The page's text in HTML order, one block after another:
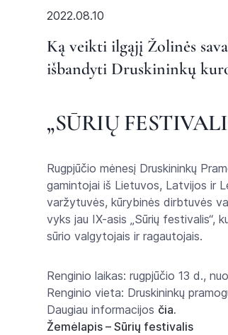
2022.08.10
Ką veikti ilgąjį Žolinės
išbandyti Druskininkų
„SŪRIŲ
Rugpjūčio mėnesį Druskininkų
gamintojai iš Lietuvos, Latvijos ir
varžytuvės, kūrybinės dirbtuvės
vyks jau IX-asis „Sūrių festivalis“,
sūrio valgytojais ir ragautojais.
Renginio laikas: rugpjūčio 13 d.,
Renginio vieta: Druskininkų
Daugiau informacijos čia.
Žemėlapis – Sūrių festivalis